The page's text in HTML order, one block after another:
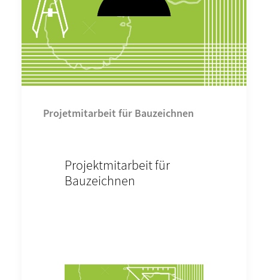
Projetmitarbeit für Bauzeichnen
Projektmitarbeit für
Bauzeichnen